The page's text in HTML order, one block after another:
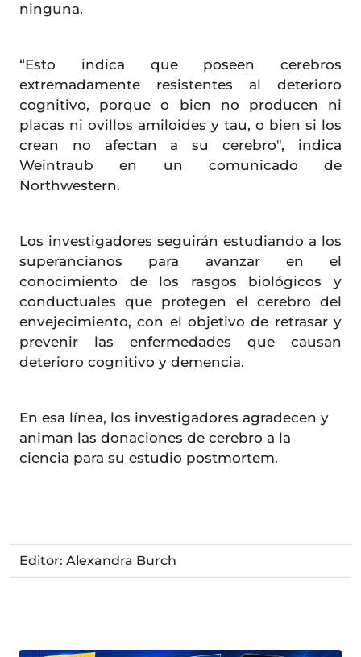
ninguna.
“Esto indica que poseen cerebros
extremadamente resistentes al deterioro
cognitivo, porque o bien no producen ni
placas ni ovillos amiloides y tau, o bien si los
crean no afectan a su cerebro", indica
Weintraub en un comunicado de
Northwestern.
Los investigadores seguirán estudiando a los
superancianos para avanzar en el
conocimiento de los rasgos biológicos y
conductuales que protegen el cerebro del
envejecimiento, con el objetivo de retrasar y
prevenir las enfermedades que causan
deterioro cognitivo y demencia.
En esa línea, los investigadores agradecen y
animan las donaciones de cerebro a la
ciencia para su estudio postmortem.
Editor: Alexandra Burch